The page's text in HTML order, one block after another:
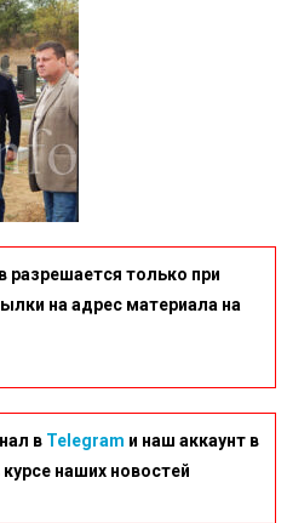
разрешается только при
на адрес материала на
в Telegram и наш аккаунт в
курсе наших новостей